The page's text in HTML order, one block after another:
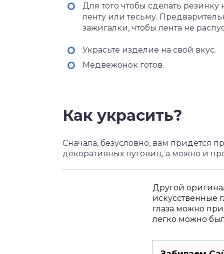
Для того чтобы сделать
ленту или тесьму.
зажигалки, чтобы лента не
Украсьте изделие на свой вкус.
Медвежонок готов.
Как украсить?
Сначала, безусловно, вам придётся
декоративных пуговиц, а можно и
Другой
искусственные
глаза можно
легко можно